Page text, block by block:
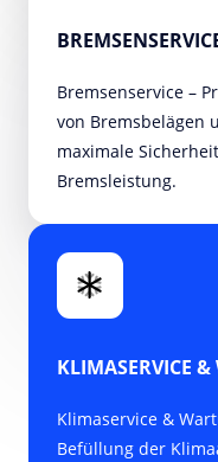
Bremsenservice –
von Bremsbelägen
maximale
Bremsleistung.
KLIMASERVICE
Klimaservice &
Befüllung der